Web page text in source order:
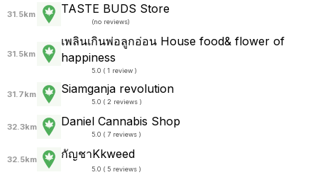
31.5km TASTE BUDS Store
(no reviews)
31.5km
เพลินเกินพ่อลูกอ่อน House food& flower of
happiness
5.0 ( 1 review )
31.7km Siamganja revolution
5.0 ( 2 reviews )
32.3km Daniel Cannabis Shop
5.0 ( 7 reviews )
32.5km กัญชาKkweed
5.0 ( 5 reviews )